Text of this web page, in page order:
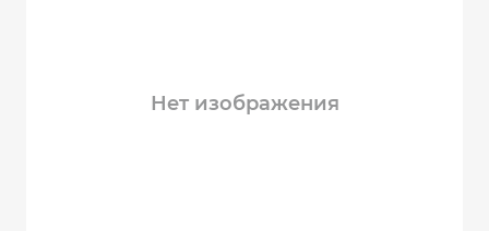
Нет изображения